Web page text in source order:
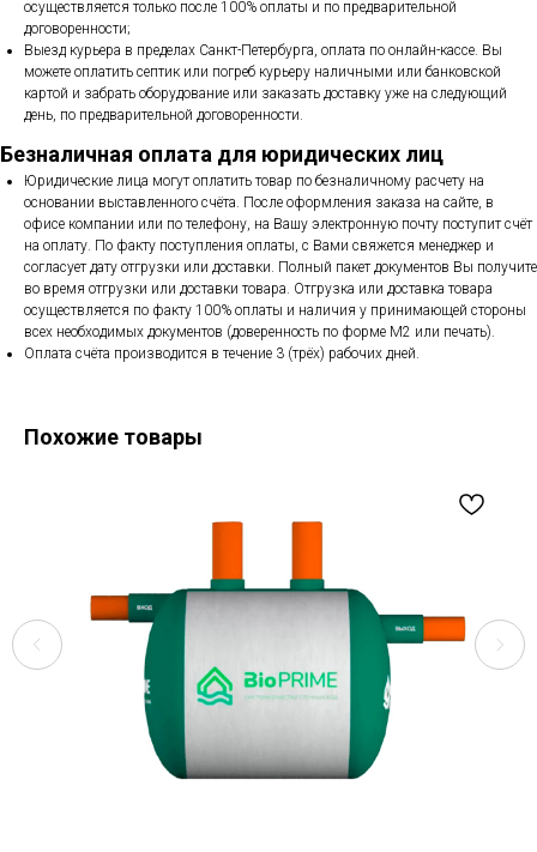
осуществляется только после 100% оплаты и по предварительной
договоренности;
Выезд курьера в пределах Санкт-Петербурга, оплата по онлайн-кассе. Вы
можете оплатить септик или погреб курьеру наличными или банковской
картой и забрать оборудование или заказать доставку уже на следующий
день, по предварительной договоренности.
Безналичная оплата для юридических лиц
Юридические лица могут оплатить товар по безналичному расчету на
основании выставленного счёта. После оформления заказа на сайте, в
офисе компании или по телефону, на Вашу электронную почту поступит счёт
на оплату. По факту поступления оплаты, с Вами свяжется менеджер и
согласует дату отгрузки или доставки. Полный пакет документов Вы получите
во время отгрузки или доставки товара. Отгрузка или доставка товара
осуществляется по факту 100% оплаты и наличия у принимающей стороны
всех необходимых документов (доверенность по форме М2 или печать).
Оплата счёта производится в течение 3 (трёх) рабочих дней.
Похожие товары